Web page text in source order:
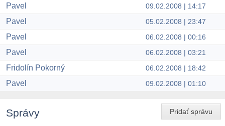
Pavel
09.02.2008 | 14:17
Pavel 05.02.2008 | 23:47
Pavel 06.02.2008 | 00:16
Pavel 06.02.2008 | 03:21
Fridolín Pokorný 06.02.2008 | 18:42
Pavel 09.02.2008 | 01:10
Pridať správu
Správy